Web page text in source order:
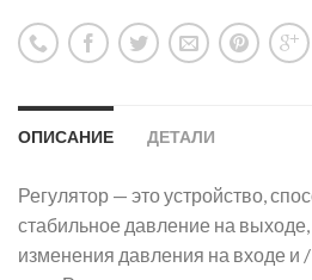
ОПИСАНИЕ ДЕТАЛИ
Регулятор — это устройство,
стабильное давление на
изменения давления на входе и /